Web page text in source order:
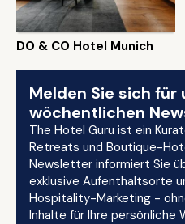
DO & CO Hotel Munich
Melden Sie sich für
wöchentlichen
The Hotel Guru ist ein
Retreats und Boutique-
Newsletter informiert Sie
exklusive Aufenthaltsorte
Hospitality-Marketing -
Inhalte für Ihre persönliche